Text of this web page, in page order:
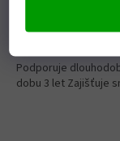
89 Kč
Podporuje
dobu 3 let Zajišťuje